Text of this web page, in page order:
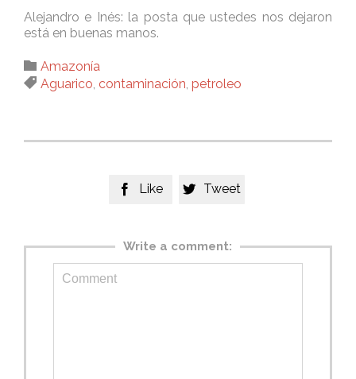
Alejandro e Inés: la posta que ustedes nos dejaron
está en buenas manos.
 Category
Amazonía
 Tags
Aguarico contaminación petroleo
 Like  Tweet
Write a comment: